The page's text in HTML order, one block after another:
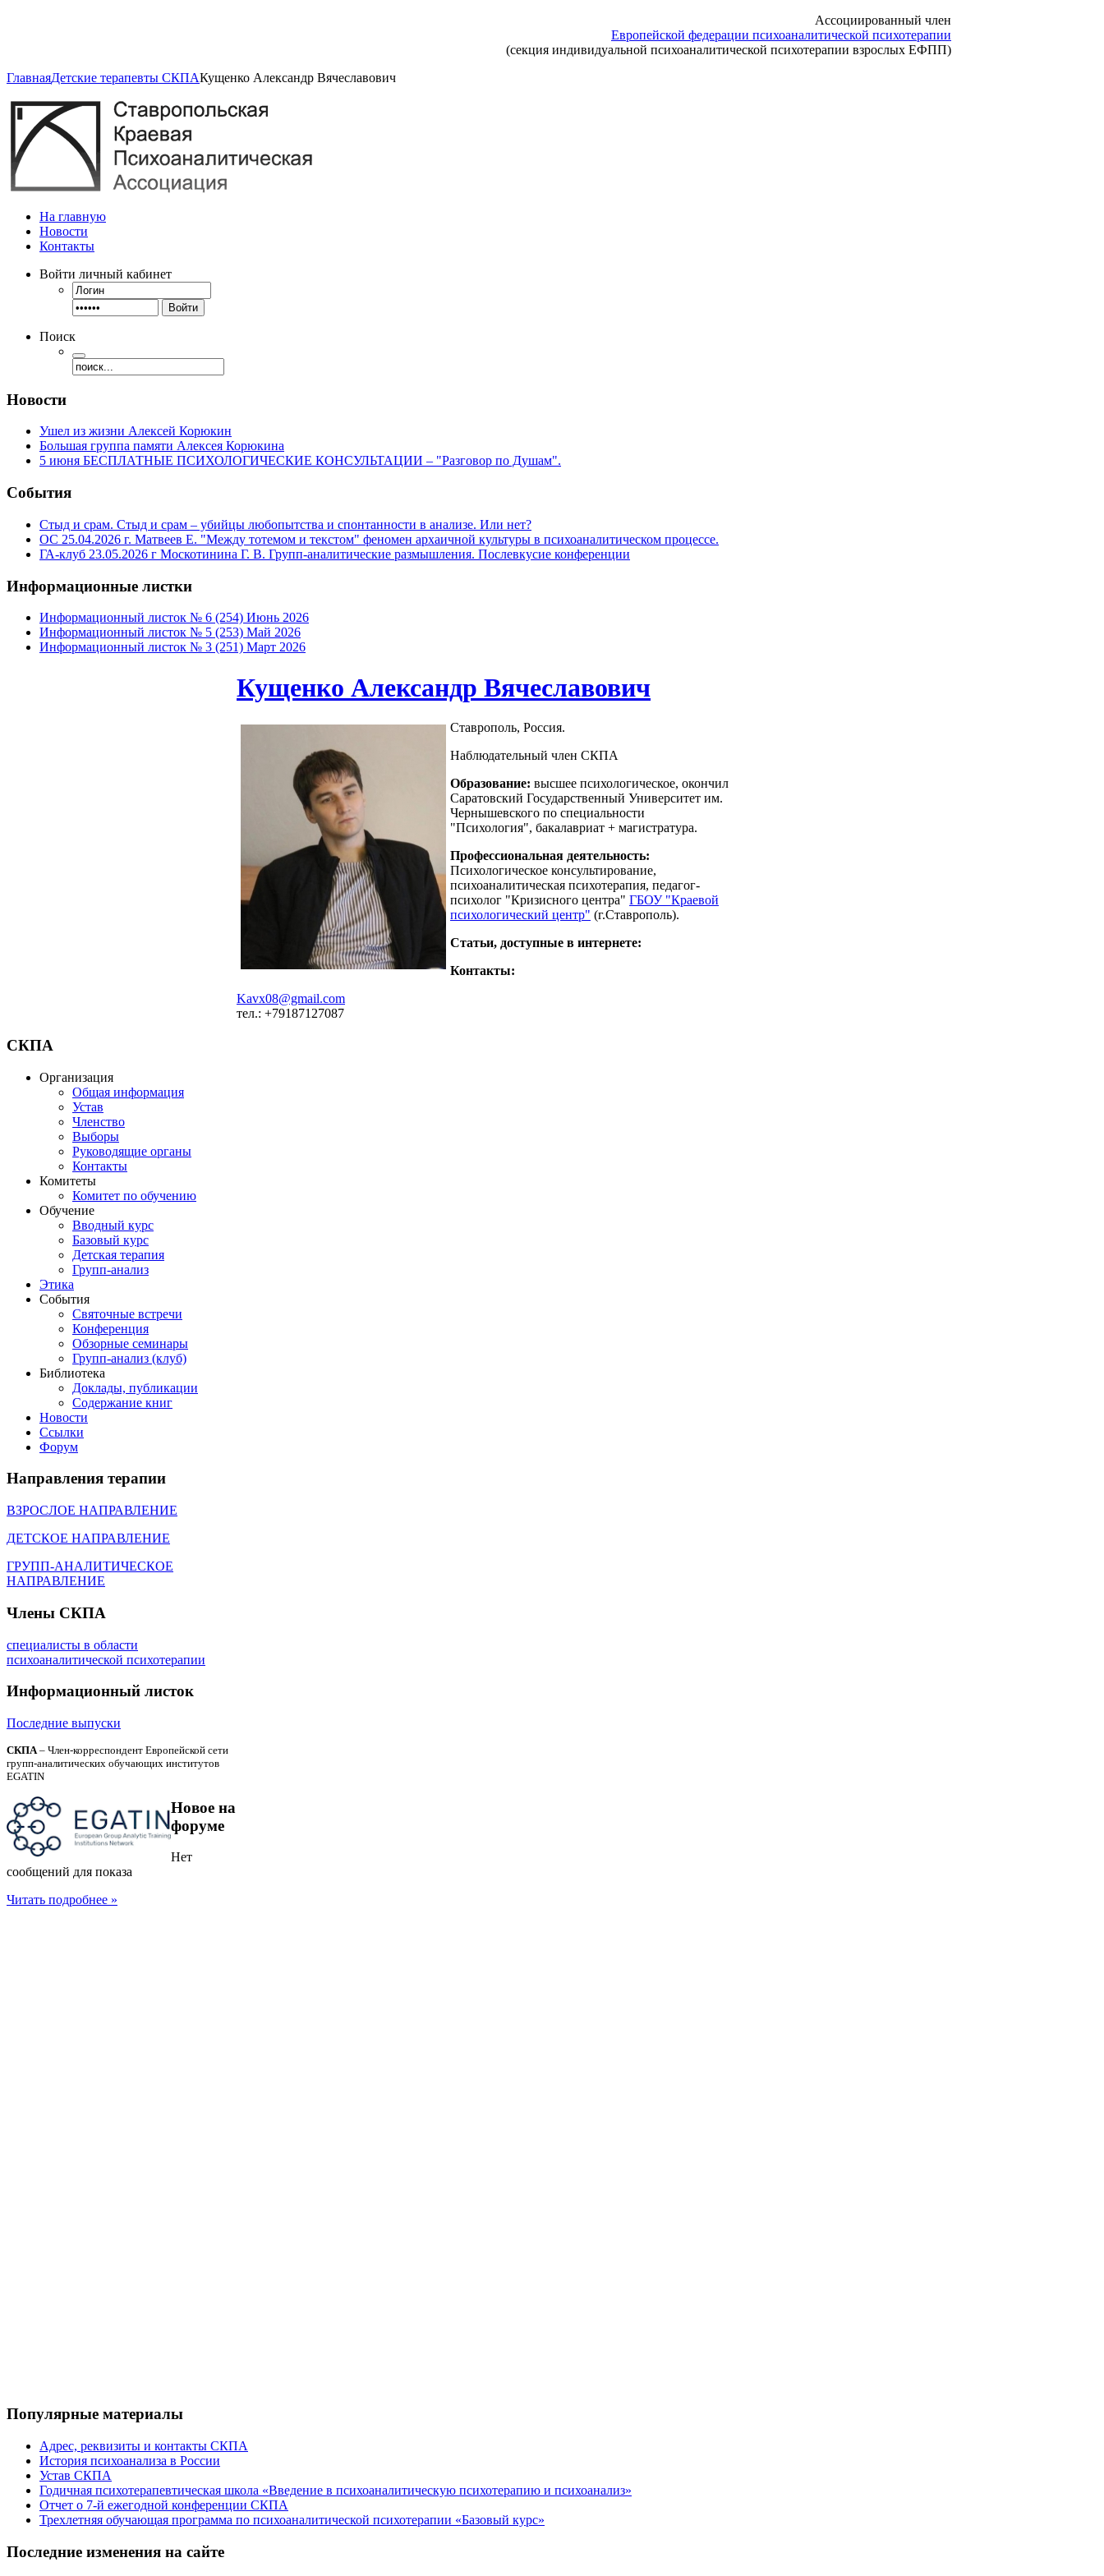
Ассоциированный член
Европейской федерации психоаналитической психотерапии
(секция индивидуальной психоаналитической психотерапии взрослых ЕФПП)
ГлавнаяДетские терапевты СКПАКущенко Александр Вячеславович
На главную
Новости
Контакты
Войти личный кабинет
Войти
Поиск
Новости
Ушел из жизни Алексей Корюкин
Большая группа памяти Алексея Корюкина
5 июня БЕСПЛАТНЫЕ ПСИХОЛОГИЧЕСКИЕ КОНСУЛЬТАЦИИ – "Разговор по Душам".
События
Стыд и срам. Стыд и срам – убийцы любопытства и спонтанности в анализе. Или нет?
ОС 25.04.2026 г. Матвеев Е. "Между тотемом и текстом" феномен архаичной культуры в психоаналитическом процессе.
ГА-клуб 23.05.2026 г Москотинина Г. В. Групп-аналитические размышления. Послевкусие конференции
Информационные листки
Информационный листок № 6 (254) Июнь 2026
Информационный листок № 5 (253) Май 2026
Информационный листок № 3 (251) Март 2026
Кущенко Александр Вячеславович
Ставрополь, Россия.
Наблюдательный член СКПА
Образование: высшее психологическое, окончил
Саратовский Государственный Университет им.
Чернышевского по специальности
"Психология", бакалавриат + магистратура.
Профессиональная деятельность:
Психологическое консультирование,
психоаналитическая психотерапия, педагог-
психолог "Кризисного центра" ГБОУ "Краевой
психологический центр" (г.Ставрополь).
Статьи, доступные в интернете:
Контакты:
Kavx08@gmail.com
тел.: +79187127087
СКПА
Организация
Общая информация
Устав
Членство
Выборы
Руководящие органы
Контакты
Комитеты
Комитет по обучению
Обучение
Вводный курс
Базовый курс
Детская терапия
Групп-анализ
Этика
События
Святочные встречи
Конференция
Обзорные семинары
Групп-анализ (клуб)
Библиотека
Доклады, публикации
Содержание книг
Новости
Cсылки
Форум
Направления терапии
ВЗРОСЛОЕ НАПРАВЛЕНИЕ
ДЕТСКОЕ НАПРАВЛЕНИЕ
ГРУПП-АНАЛИТИЧЕСКОЕ
НАПРАВЛЕНИЕ
Члены СКПА
специалисты в области
психоаналитической психотерапии
Информационный листок
Последние выпуски
СКПА – Член-корреспондент Европейской сети
групп-аналитических обучающих институтов
EGATIN
Новое на
форуме
Нет
сообщений для показа
Читать подробнее »
Популярные материалы
Адрес, реквизиты и контакты СКПА
История психоанализа в России
Устав СКПА
Годичная психотерапевтическая школа «Введение в психоаналитическую психотерапию и психоанализ»
Отчет о 7-й ежегодной конференции СКПА
Трехлетняя обучающая программа по психоаналитической психотерапии «Базовый курс»
Последние изменения на сайте